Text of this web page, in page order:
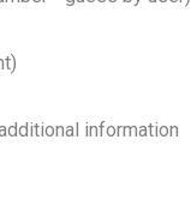
information